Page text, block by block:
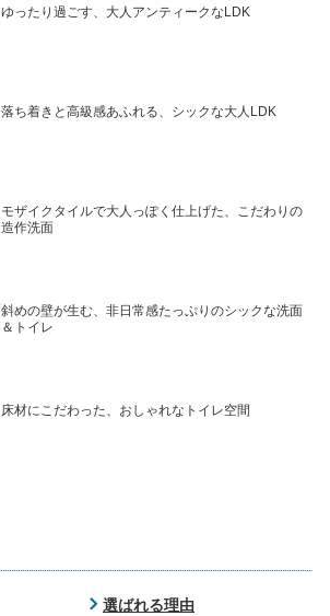
ゆったり過ごす、大人アンティークなLDK
落ち着きと高級感あふれる、シックな大人LDK
モザイクタイルで大人っぽく仕上げた、こだわりの
造作洗面
斜めの壁が生む、非日常感たっぷりのシックな洗面
＆トイレ
床材にこだわった、おしゃれなトイレ空間
選ばれる理由